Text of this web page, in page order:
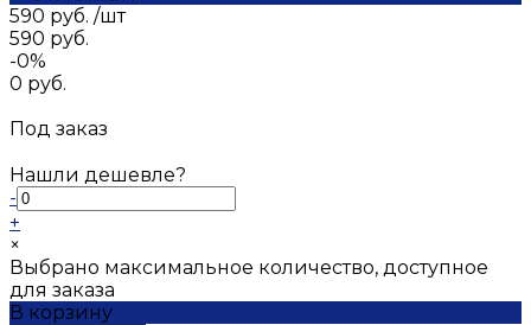
590 руб. /шт
590 руб.
-0%
0 руб.
Под заказ
Нашли дешевле?
-
+
×
Выбрано максимальное количество, доступное
для заказа
В корзину